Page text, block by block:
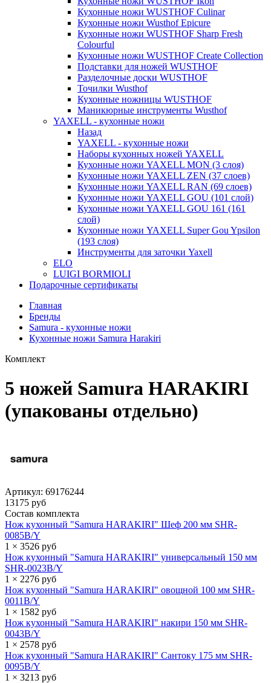
Кухонные ножи WUSTHOF Culinar
Кухонные ножи Wusthof Epicure
Кухонные ножи WUSTHOF Sharp Fresh
Colourful
Кухонные ножи WUSTHOF Create Collection
Подставки для ножей WUSTHOF
Разделочные доски WUSTHOF
Точилки Wusthof
Кухонные ножницы WUSTHOF
Маникюрные инструменты Wusthof
YAXELL - кухонные ножи
Назад
YAXELL - кухонные ножи
Наборы кухонных ножей YAXELL
Кухонные ножи YAXELL MON (3 слоя)
Кухонные ножи YAXELL ZEN (37 слоев)
Кухонные ножи YAXELL RAN (69 слоев)
Кухонные ножи YAXELL GOU (101 слой)
Кухонные ножи YAXELL GOU 161 (161
слой)
Кухонные ножи YAXELL Super Gou Ypsilon
(193 слоя)
Инструменты для заточки Yaxell
ELO
LUIGI BORMIOLI
Подарочные сертификаты
Главная
Бренды
Samura - кухонные ножи
Кухонные ножи Samura Harakiri
Комплект
5 ножей Samura HARAKIRI
(упакованы отдельно)
Артикул: 69176244
13175 руб
Состав комплекта
Нож кухонный "Samura HARAKIRI" Шеф 200 мм SHR-
0085B/Y
1 × 3526 руб
Нож кухонный "Samura HARAKIRI" универсальный 150 мм
SHR-0023B/Y
1 × 2276 руб
Нож кухонный "Samura HARAKIRI" овощной 100 мм SHR-
0011B/Y
1 × 1582 руб
Нож кухонный "Samura HARAKIRI" накири 150 мм SHR-
0043B/Y
1 × 2578 руб
Нож кухонный "Samura HARAKIRI" Сантоку 175 мм SHR-
0095B/Y
1 × 3213 руб